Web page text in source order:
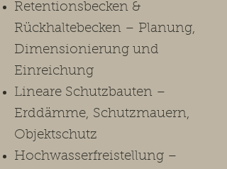
Retentionsbecken &
Rückhaltebecken – Planung,
Dimensionierung und
Einreichung
Lineare Schutzbauten –
Erddämme, Schutzmauern,
Objektschutz
Hochwasserfreistellung –